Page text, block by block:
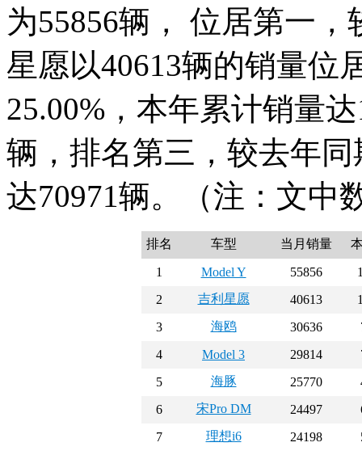
为55856辆， 位居第一
星愿以40613辆的销量位
25.00%，本年累计销量
辆，排名第三，较去年
达70971辆。（注：文中
排名 车型 当月销量
1 Model Y 55856
2
吉利星愿 40613
3
海鸥 30636
4
Model 3 29814
5
海豚 25770
6
宋Pro DM 24497
7
理想i6 24198